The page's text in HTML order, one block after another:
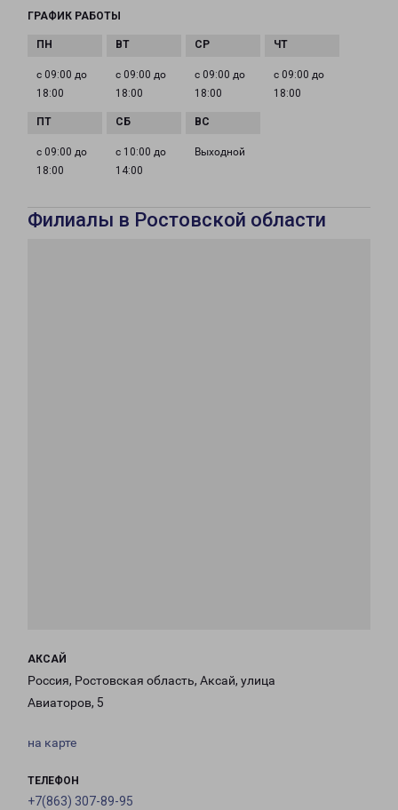
ГРАФИК РАБОТЫ
с 09:00 до
18:00
с 09:00 до
18:00
с 09:00 до
18:00
с 09:00 до
18:00
с 09:00 до
18:00
с 10:00 до
14:00
Выходной
Филиалы в Ростовской области
АКСАЙ
Россия, Ростовская область, Аксай, улица
Авиаторов, 5
на карте
ТЕЛЕФОН
+7(863) 307-89-95